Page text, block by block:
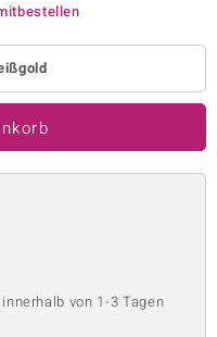
innerhalb von 1-3 Tagen